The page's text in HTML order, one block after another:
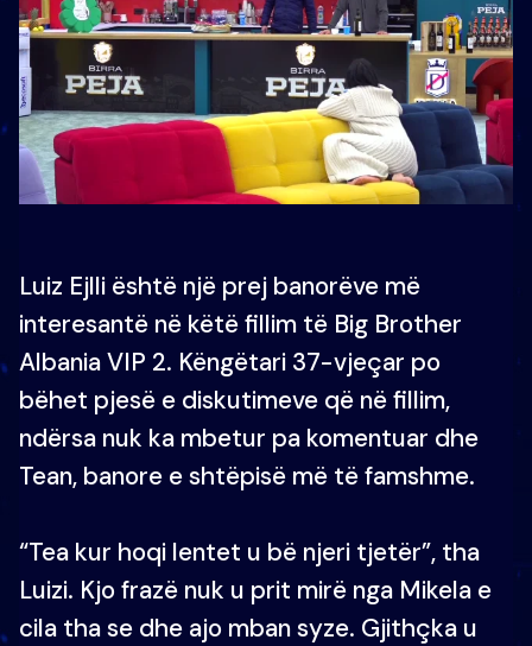
Luiz Ejlli është një prej banorëve më
interesantë në këtë fillim të Big Brother
Albania VIP 2. Këngëtari 37-vjeçar po
bëhet pjesë e diskutimeve që në fillim,
ndërsa nuk ka mbetur pa komentuar dhe
Tean, banore e shtëpisë më të famshme.
“Tea kur hoqi lentet u bë njeri tjetër”, tha
Luizi. Kjo frazë nuk u prit mirë nga Mikela e
cila tha se dhe ajo mban syze. Gjithçka u